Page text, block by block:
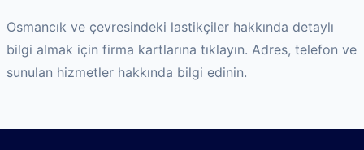
Osmancık ve çevresindeki lastikçiler hakkında detaylı
bilgi almak için firma kartlarına tıklayın. Adres, telefon ve
sunulan hizmetler hakkında bilgi edinin.